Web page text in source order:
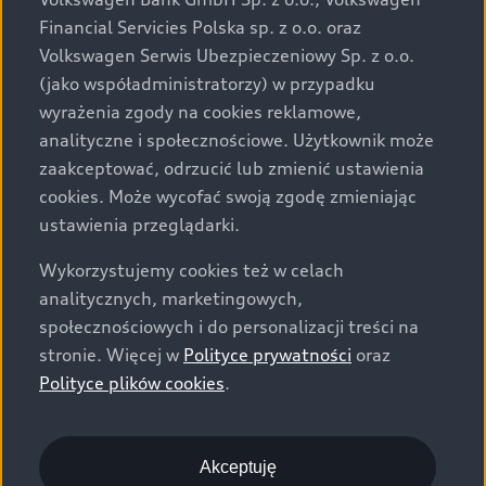
za dopłatą. Wiążące ustalenie ceny, wyposażenia i
specyfikacji pojazdu następują w umowie sprzedaży, a
określenie parametrów technicznych zawiera
świadectwo homologacji typu pojazdu. Zastrzegamy
sobie prawo do zmian i pomyłek. Wszelkie informacje
prezentowane na stronie są aktualne na dzień ich
zamieszczania. W celu uzyskania najnowszych
informacji prosimy kontaktować się z Partnerem Marki
Audi.
Wszystkie produkowane obecnie samochody marki Audi
są wykonywane z materiałów spełniających pod
względem możliwości odzysku i recyklingu wymagania
określone w normie ISO 22628 i są zgodne z
europejskimi świadectwami homologacji wydanymi wg
o.o. podlega obowiązkowi zapewnienia wszystkim
użytkownikom samochodów marki Volkswagen sieci
Financial Servicies Polska sp. z o.o. oraz
Volkswagen Serwis Ubezpieczeniowy Sp. z o.o.
(jako współadministratorzy) w przypadku
wyrażenia zgody na cookies reklamowe,
analityczne i społecznościowe. Użytkownik może
zaakceptować, odrzucić lub zmienić ustawienia
cookies. Może wycofać swoją zgodę zmieniając
ustawienia przeglądarki.
Wykorzystujemy cookies też w celach
analitycznych, marketingowych,
społecznościowych i do personalizacji treści na
stronie. Więcej w Polityce prywatności oraz
Polityce plików cookies.
Akceptuję